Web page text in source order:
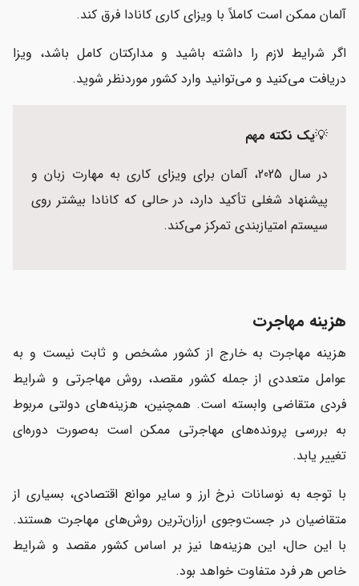
آلمان ممکن است کاملاً با ویزای کاری کانادا فرق کند.
اگر شرایط لازم را داشته باشید و مدارکتان کامل باشد، ویزا
دریافت می‌کنید و می‌توانید وارد کشور موردنظر شوید.
💡یک نکته مهم
در سال 2025، آلمان برای ویزای کاری به مهارت زبان و
پیشنهاد شغلی تأکید دارد، در حالی که کانادا بیشتر روی
سیستم امتیازبندی تمرکز می‌کند.
هزینه مهاجرت
هزینه مهاجرت به خارج از کشور مشخص و ثابت نیست و به
عوامل متعددی از جمله کشور مقصد، روش مهاجرتی و شرایط
فردی متقاضی وابسته است. همچنین، هزینه‌های دولتی مربوط
به بررسی پرونده‌های مهاجرتی ممکن است به‌صورت دوره‌ای
تغییر یابد.
با توجه به نوسانات نرخ ارز و سایر موانع اقتصادی، بسیاری از
متقاضیان در جست‌وجوی ارزان‌ترین روش‌های مهاجرت هستند.
با این حال، این هزینه‌ها نیز بر اساس کشور مقصد و شرایط
خاص هر فرد متفاوت خواهد بود.